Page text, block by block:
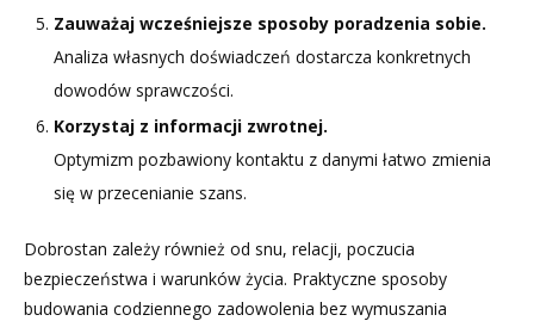
Zauważaj wcześniejsze sposoby poradzenia sobie.
Analiza własnych doświadczeń dostarcza konkretnych
dowodów sprawczości.
Korzystaj z informacji zwrotnej.
Optymizm pozbawiony kontaktu z danymi łatwo zmienia
się w przecenianie szans.
Dobrostan zależy również od snu, relacji, poczucia
bezpieczeństwa i warunków życia. Praktyczne sposoby
budowania codziennego zadowolenia bez wymuszania